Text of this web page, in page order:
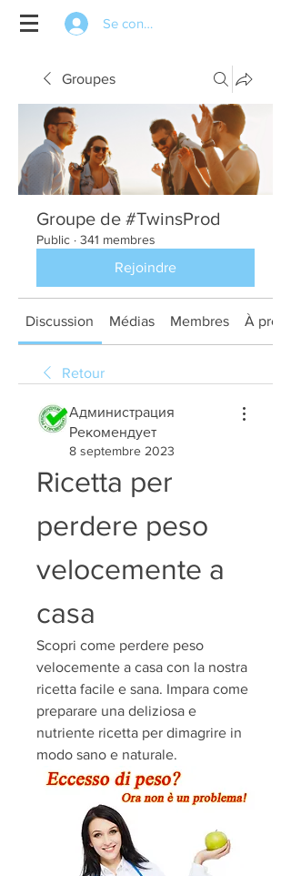
Se connecter
Groupes
Groupe de #TwinsProd
Public · 341 membres
Rejoindre
Discussion Médias Membres À
Retour
Администрация
Рекомендует
8 septembre 2023
Ricetta per
perdere peso
velocemente a
casa
Scopri come perdere peso
velocemente a casa con la nostra
ricetta facile e sana. Impara come
preparare una deliziosa e
nutriente ricetta per dimagrire in
modo sano e naturale.